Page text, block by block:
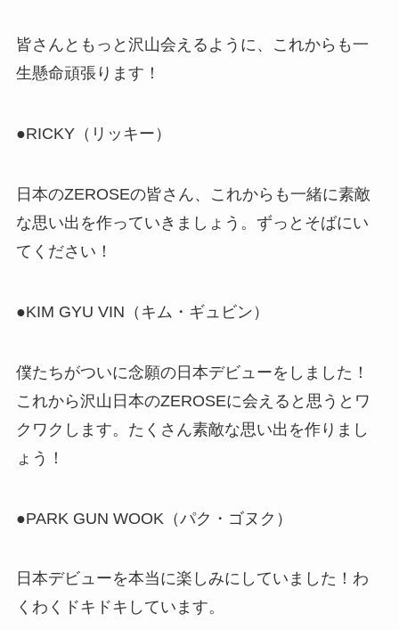
皆さんともっと沢山会えるように、これからも一
生懸命頑張ります！
●RICKY（リッキー）
日本のZEROSEの皆さん、これからも一緒に素敵
な思い出を作っていきましょう。ずっとそばにい
てください！
●KIM GYU VIN（キム・ギュビン）
僕たちがついに念願の日本デビューをしました！
これから沢山日本のZEROSEに会えると思うとワ
クワクします。たくさん素敵な思い出を作りまし
ょう！
●PARK GUN WOOK（パク・ゴヌク）
日本デビューを本当に楽しみにしていました！わ
くわくドキドキしています。